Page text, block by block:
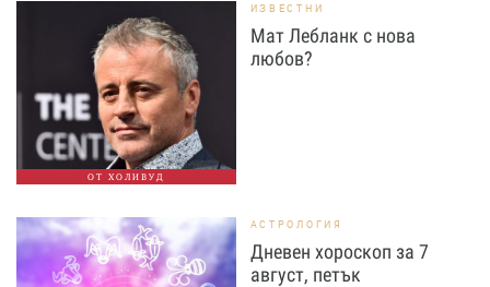
ОТ ХОЛИВУД
ИЗВЕСТНИ
Мат Лебланк с нова
любов?
АСТРОЛОГИЯ
Дневен хороскоп за 7
август, петък